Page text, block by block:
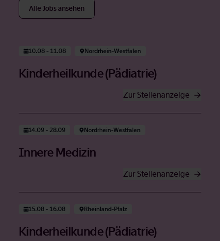
Alle Jobs an­se­hen
Öffnet in neuem Tab
10.08 - 11.08 Nord­rhein-West­fa­len
Kin­der­heil­kun­de (Päd­ia­trie)
Zur Stel­len­an­zei­ge
Öffnet in neuem Tab
14.09 - 28.09 Nord­rhein-West­fa­len
In­ne­re Me­di­zin
Zur Stel­len­an­zei­ge
Öffnet in neuem Tab
15.08 - 16.08 Rhein­land-Pfalz
Kin­der­heil­kun­de (Päd­ia­trie)